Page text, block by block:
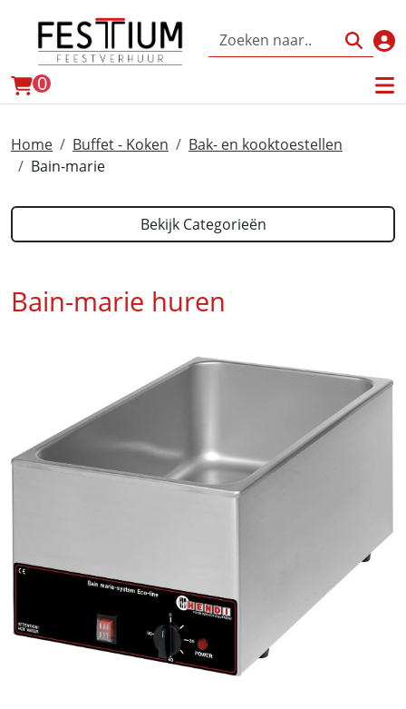
winkelwagen
0
Home Buffet - Koken
Bak- en kooktoestellen
Bain-marie
Bekijk Categorieën
Bain-marie huren